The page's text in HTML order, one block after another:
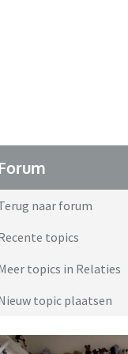
naar forum
topics
topics in Relaties
topic plaatsen